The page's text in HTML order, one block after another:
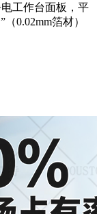
工作台面板，平
0.02mm箔材）